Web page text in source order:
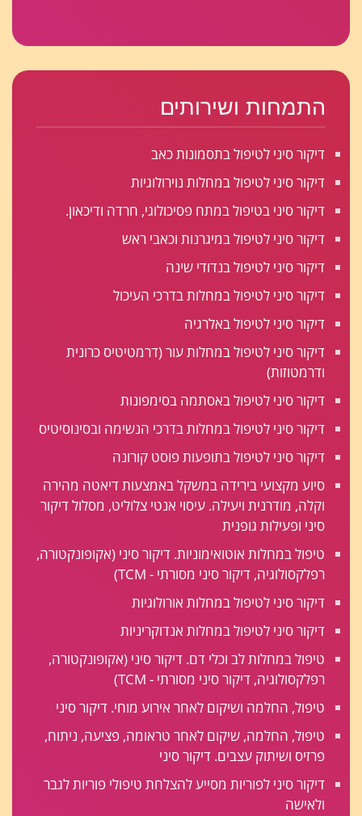
התמחות ושירותים
דיקור סיני לטיפול בתסמונות כאב
דיקור סיני לטיפול במחלות נוירולוגיות
דיקור סיני בטיפול במתח פסיכולוגי, חרדה ודיכאון.
דיקור סיני לטיפול במיגרנות וכאבי ראש
דיקור סיני לטיפול בנדודי שינה
דיקור סיני לטיפול במחלות בדרכי העיכול
דיקור סיני לטיפול באלרגיה
דיקור סיני לטיפול במחלות עור (דרמטיטיס כרונית
ודרמטוזות)
דיקור סיני לטיפול באסתמה בסימפונות
דיקור סיני לטיפול במחלות בדרכי הנשימה ובסינוסיטיס
דיקור סיני לטיפול בתופעות פוסט קורונה
סיוע מקצועי בירידה במשקל באמצעות דיאטה מהירה
וקלה, מודרנית ויעילה. עיסוי אנטי צלוליט, מסלול דיקור
סיני ופעילות גופנית
טיפול במחלות אוטואימוניות. דיקור סיני (אקופונקטורה,
רפלקסולוגיה, דיקור סיני מסורתי - TCM)
דיקור סיני לטיפול במחלות אורולוגיות
דיקור סיני לטיפול במחלות אנדוקריניות
טיפול במחלות לב וכלי דם. דיקור סיני (אקופונקטורה,
רפלקסולוגיה, דיקור סיני מסורתי - TCM)
טיפול, החלמה ושיקום לאחר אירוע מוחי. דיקור סיני
טיפול, החלמה, שיקום לאחר טראומה, פציעה, ניתוח,
פרזיס ושיתוק עצבים. דיקור סיני
דיקור סיני לפוריות מסייע להצלחת טיפולי פוריות לגבר
ולאישה